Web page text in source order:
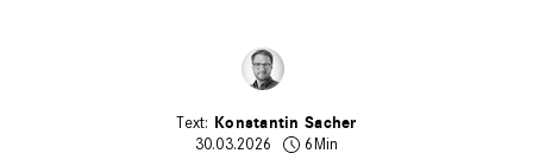
Konstantin Sacher
30.03.2026
6Min